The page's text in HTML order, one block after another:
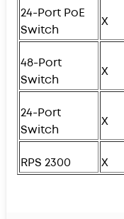
24-Port PoE
Switch
X
48-Port
Switch
X
24-Port
Switch
X
RPS 2300 X